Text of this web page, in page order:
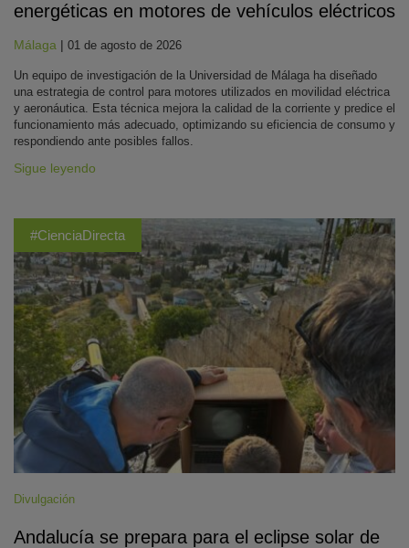
energéticas en motores de vehículos eléctricos
Málaga | 01 de agosto de 2026
Un equipo de investigación de la Universidad de Málaga ha diseñado
una estrategia de control para motores utilizados en movilidad eléctrica
y aeronáutica. Esta técnica mejora la calidad de la corriente y predice el
funcionamiento más adecuado, optimizando su eficiencia de consumo y
respondiendo ante posibles fallos.
Sigue leyendo
#CienciaDirecta
Divulgación
Andalucía se prepara para el eclipse solar de